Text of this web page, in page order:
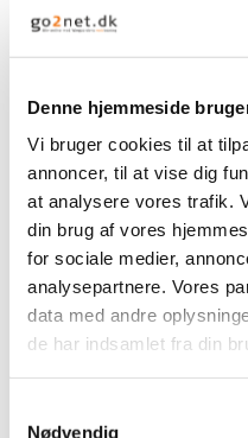
Denne hjemmeside
Vi bruger cookies til at
annoncer, til at vise dig
at analysere vores trafik.
din brug af vores
for sociale medier,
analysepartnere. Vores
data med andre
de har indsamlet fra din
Nødvendig
OBS: Husk at pinde nr kun er
DOWNLOAD OPSKRIFT
KØB GARN HER
Relaterede